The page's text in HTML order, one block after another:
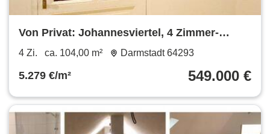
Von Privat: Johannesviertel, 4 Zimmer-
Altbau, 2 Bäder, Balkon
4 Zi. ca. 104,00 m² Darmstadt 64293
5.279 €/m² 549.000 €